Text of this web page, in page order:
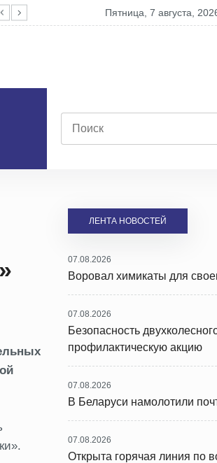
транспортных средств ожидают въезда в
пятница, 7 августа,
ЛЕНТА НОВОСТЕЙ
07.08.2026
Воровал химикаты для
07.08.2026
Безопасность
профилактическую акцию
07.08.2026
В Беларуси намолотили
07.08.2026
Открыта горячая линия по